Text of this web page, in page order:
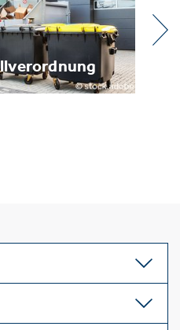
Metallrecycling